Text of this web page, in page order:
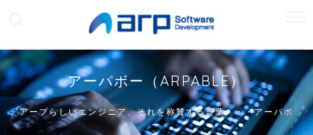
アーパボー（ARPABLE）
アープらしいエンジニア、それを称賛する言葉・・・アーパボ
ー